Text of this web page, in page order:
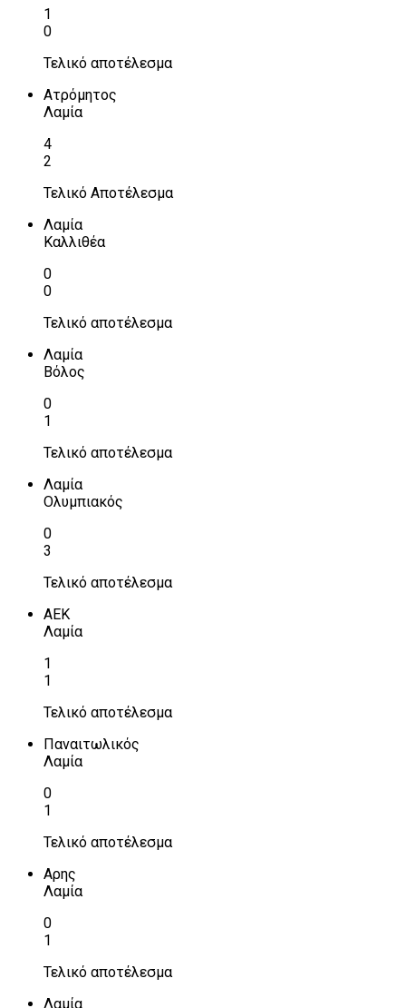
1
0
Τελικό αποτέλεσμα
Ατρόμητος
Λαμία
4
2
Τελικό Αποτέλεσμα
Λαμία
Καλλιθέα
0
0
Τελικό αποτέλεσμα
Λαμία
Βόλος
0
1
Τελικό αποτέλεσμα
Λαμία
Ολυμπιακός
0
3
Τελικό αποτέλεσμα
ΑΕΚ
Λαμία
1
1
Τελικό αποτέλεσμα
Παναιτωλικός
Λαμία
0
1
Τελικό αποτέλεσμα
Αρης
Λαμία
0
1
Τελικό αποτέλεσμα
Λαμία